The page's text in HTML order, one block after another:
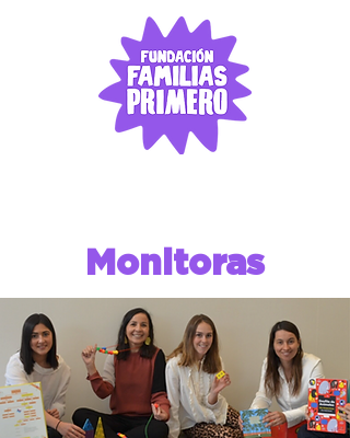
Monitoras